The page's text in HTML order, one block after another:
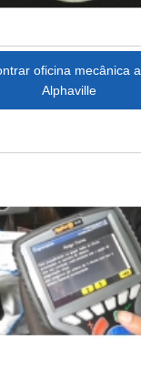
oficina mecânica
Alphaville